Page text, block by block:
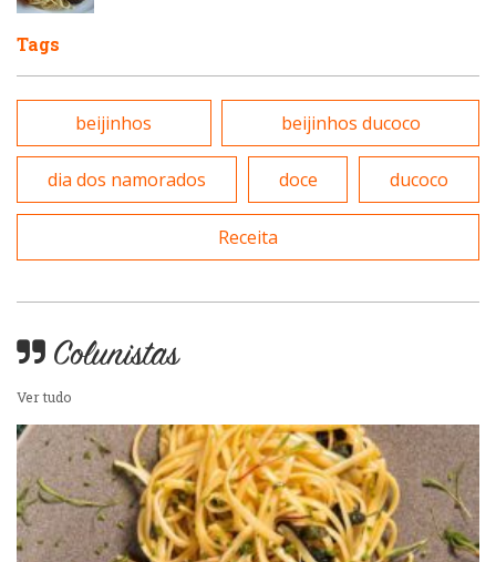
Portuguesa
Self-service
Sobremesas e sorvetes
Variados
Tags
beijinhos beijinhos ducoco
dia dos namorados doce ducoco
Receita
Colunistas
Ver tudo